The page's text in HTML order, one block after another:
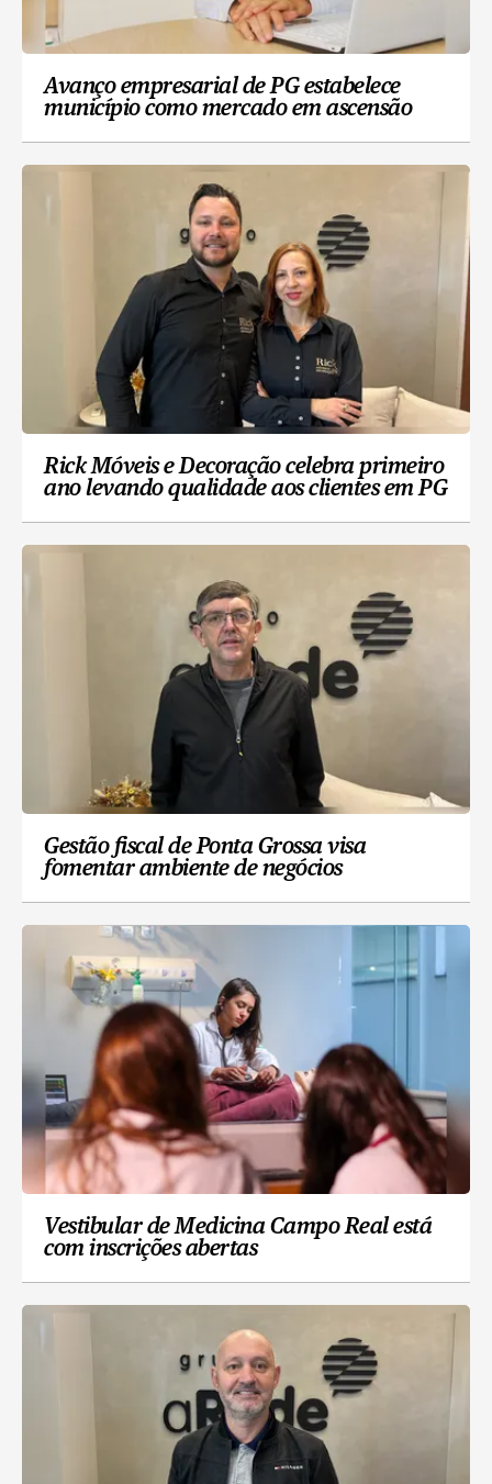
Avanço empresarial de PG estabelece
município como mercado em ascensão
Rick Móveis e Decoração celebra primeiro
ano levando qualidade aos clientes em PG
Gestão fiscal de Ponta Grossa visa
fomentar ambiente de negócios
Vestibular de Medicina Campo Real está
com inscrições abertas